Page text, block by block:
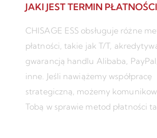
JAKI JEST TERMIN
CHISAGE ESS obsługuje różne
płatności, takie jak T/T,
gwarancją handlu Alibaba,
inne. Jeśli nawiążemy współpracę
strategiczną, możemy
Tobą w sprawie metod płatności